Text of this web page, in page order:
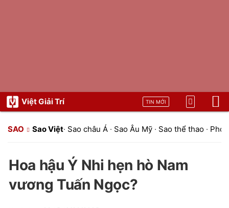
Việt Giải Trí TIN MỚI
SAO Sao Việt· Sao châu Á · Sao Âu Mỹ · Sao thể thao ·
Hoa hậu Ý Nhi hẹn hò Nam
vương Tuấn Ngọc?